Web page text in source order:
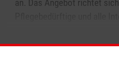
an. Das Angebot richtet
Die Online-Pflegekurse